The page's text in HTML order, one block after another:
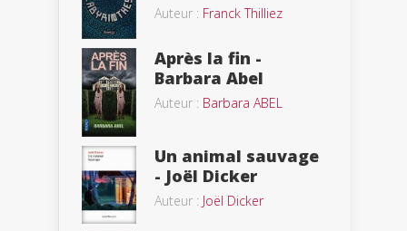
Auteur : Franck Thilliez
Après la fin -
Barbara Abel
Auteur : Barbara ABEL
Un animal sauvage
- Joël Dicker
Auteur : Joël Dicker